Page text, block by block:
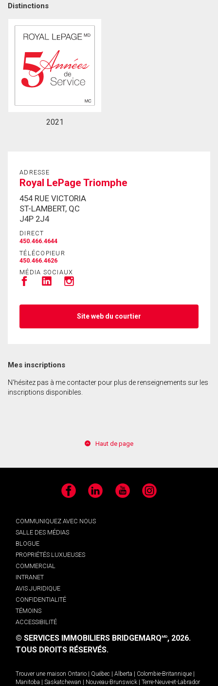
Distinctions
2021
ADRESSE
Royal LePage Triomphe
454 RUE VICTORIA
ST-LAMBERT, QC
J4P 2J4
DIRECT
450.466.4644
TÉLÉCOPIEUR
450.466.4626
MÉDIA SOCIAUX
Site web du courtier
Mes inscriptions
N'hésitez pas à me contacter pour plus de renseignements sur les
inscriptions disponibles.
Haut de page
Facebook LinkedIn YouTube Instagram
COMMUNIQUEZ AVEC NOUS
SALLE DES MÉDIAS
BLOGUE
PROPRIÉTÉS LUXUEUSES
COMMERCIAL
INTRANET
AVIS JURIDIQUE
CONFIDENTIALITÉ
TÉMOINS
ACCESSIBILITÉ
© SERVICES IMMOBILIERS BRIDGEMARQMD, 2026.
TOUS DROITS RÉSERVÉS.
Trouver une maison Ontario | Québec | Alberta | Colombie-Britannique |
Manitoba | Saskatchewan | Nouveau-Brunswick | Terre-Neuve-et-Labrador